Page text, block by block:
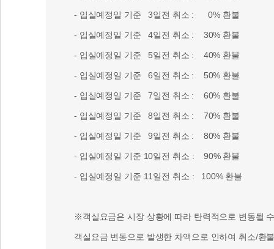
- 입실예정일 기준 3일전 취소 : 0% 환불
- 입실예정일 기준 4일전 취소 : 30% 환불
- 입실예정일 기준 5일전 취소 : 40% 환불
- 입실예정일 기준 6일전 취소 : 50% 환불
- 입실예정일 기준 7일전 취소 : 60% 환불
- 입실예정일 기준 8일전 취소 : 70% 환불
- 입실예정일 기준 9일전 취소 : 80% 환불
- 입실예정일 기준 10일전 취소 : 90% 환불
- 입실예정일 기준 11일전 취소 : 100% 환불
※객실요금은 시장 상황에 따라 탄력적으로 변동될
객실요금 변동으로 발생한 차액으로 인하여 취소/환